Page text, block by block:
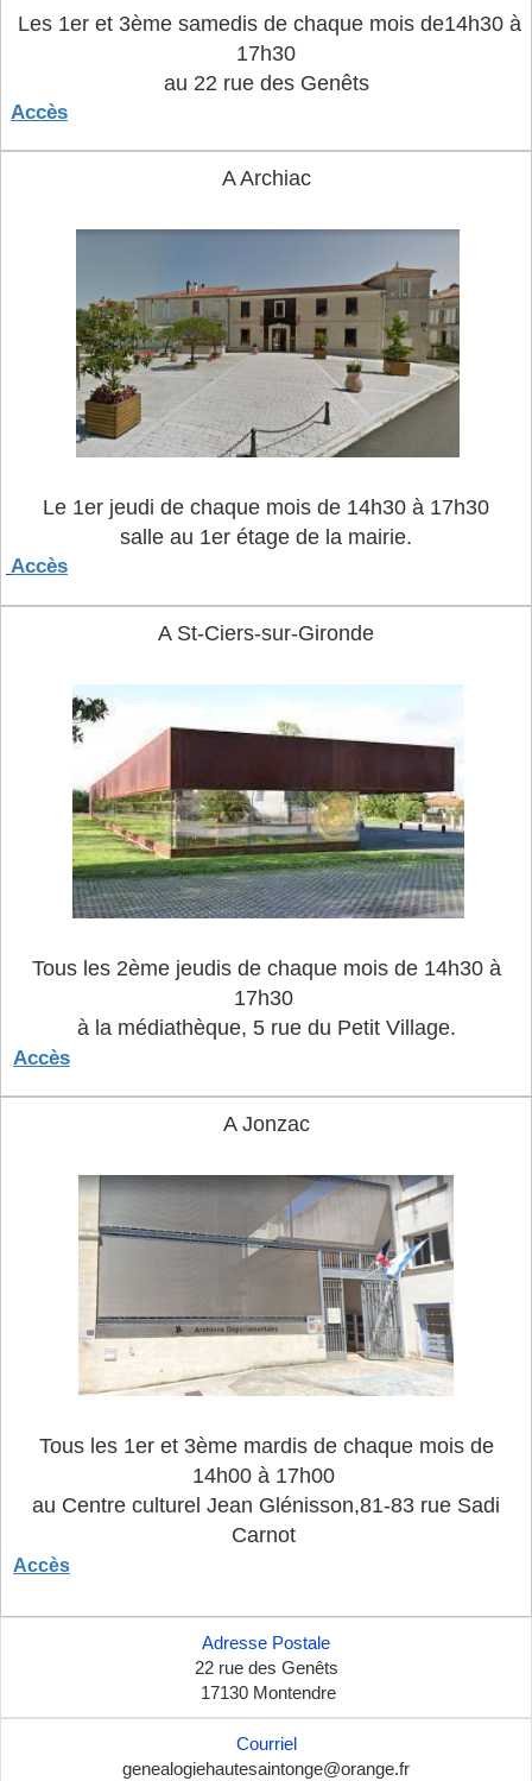
Les 1er et 3ème samedis de chaque mois de14h30 à
17h30
au 22 rue des Genêts
Accès
A Archiac
Le 1er jeudi de chaque mois de 14h30 à 17h30
salle au 1er étage de la mairie.
Accès
A St-Ciers-sur-Gironde
Tous les 2ème jeudis de chaque mois de 14h30 à
17h30
à la médiathèque, 5 rue du Petit Village.
Accès
A Jonzac
Tous les 1er et 3ème mardis de chaque mois de
14h00 à 17h00
au Centre culturel Jean Glénisson,81-83 rue Sadi
Carnot
Accès
Adresse Postale
22 rue des Genêts
17130 Montendre
Courriel
genealogiehautesaintonge@orange.fr